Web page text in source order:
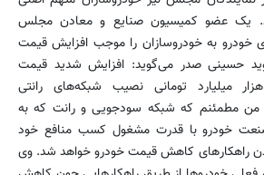
یک عضو کمیسیون صنایع و معادن مجلس
خودرو به خودروسازان را موجب افزایش قیمت
حسینی صدر می‌گوید: افزایش شدید قیمت
میلیارد تومانی نصیب شبکه‌های رانتی
من مطمئنم که شبکه سودجویی و رانت که به
خودرو با قدرت مشغول کسب منافع خود
راهکارهای کاهش قیمت خودرو خواهد شد. وی